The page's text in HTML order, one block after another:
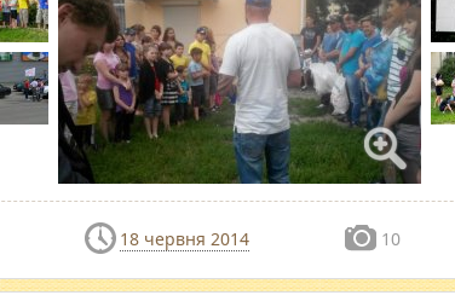
18 червня 2014 10